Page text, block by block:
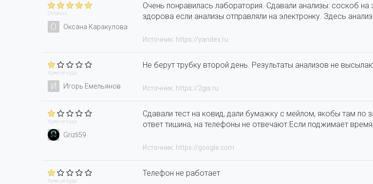
Отлично
О Оксана Каракулова
Очень понравилась лаборатория. Сдавали анализы: соскоб
здорова если анализы отправляли на электронку. Здесь
Источник: https://yandex.ru
Хуже не куда
И Игорь Емельянов
Не берут трубку второй день. Результаты анализов не
Источник: https://2gis.ru
Хуже не куда
Grizli59
Сдавали тест на ковид, дали бумажку с мейлом, якобы там по
ответ тишина, на телефоны не отвечают.Если поджимает
Источник: https://google.com
Хуже не куда
Телефон не работает